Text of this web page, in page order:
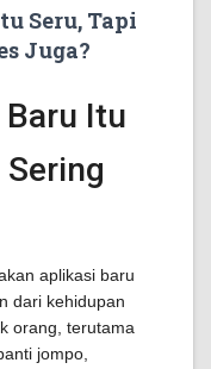
Seru, Tapi
Juga?
Itu
Sering
aplikasi baru
dari kehidupan
orang, terutama
jompo,